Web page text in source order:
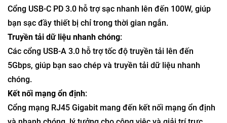
Cổng USB-C PD 3.0 hỗ trợ sạc nhanh lên đến 100W, giúp
bạn sạc đầy thiết bị chỉ trong thời gian ngắn.
Truyền tải dữ liệu nhanh chóng:
Các cổng USB-A 3.0 hỗ trợ tốc độ truyền tải lên đến
5Gbps, giúp bạn sao chép và truyền tải dữ liệu nhanh
chóng.
Kết nối mạng ổn định:
Cổng mạng RJ45 Gigabit mang đến kết nối mạng ổn định